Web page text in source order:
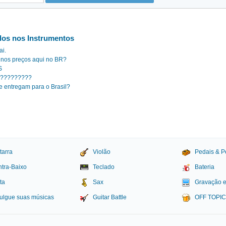
nos Instrumentos
preços aqui no BR?
entregam para o Brasil?
Violão Pedais &
Baixo Teclado Bateria
Sax Gravação
suas músicas Guitar Battle OFF TOPIC